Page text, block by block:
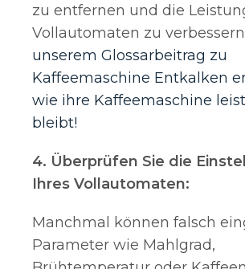
zu entfernen und die
Vollautomaten zu
unserem Glossarbeitrag zu
Kaffeemaschine Entkalken
wie ihre Kaffeemaschine
bleibt!
4. Überprüfen Sie die
Ihres Vollautomaten:
Manchmal können falsch
Parameter wie Mahlgrad,